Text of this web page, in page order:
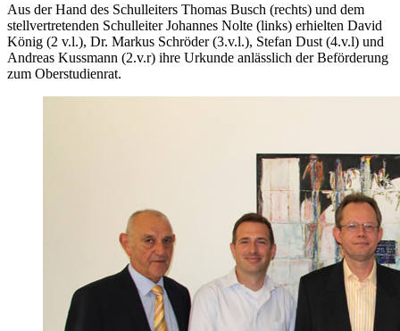
Aus der Hand des Schulleiters Thomas Busch (rechts) und dem
stellvertretenden Schulleiter Johannes Nolte (links) erhielten David
König (2 v.l.), Dr. Markus Schröder (3.v.l.), Stefan Dust (4.v.l) und
Andreas Kussmann (2.v.r) ihre Urkunde anlässlich der Beförderung
zum Oberstudienrat.